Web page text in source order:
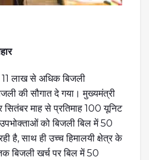
लाख से अधिक बिजली
की सौगात दे गया। मुख्यमंत्री
सितंबर माह से प्रतिमाह 100 यूनिट
को बिजली बिल में 50
है, साथ ही उच्च हिमालयी क्षेत्र के
बिजली खर्च पर बिल में 50